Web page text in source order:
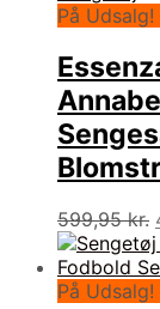
På Udsalg!
599,95kr.
På Udsalg!